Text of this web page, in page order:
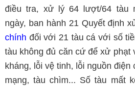
điều tra, xử lý 64 lượt/64 tàu
ngày, ban hành 21 Quyết định
chính đối với 21 tàu cá với số
tàu không đủ căn cứ để xử phạt
kháng, lỗi vệ tinh, lỗi nguồn điện
mạng, tàu chìm... Số tàu mất